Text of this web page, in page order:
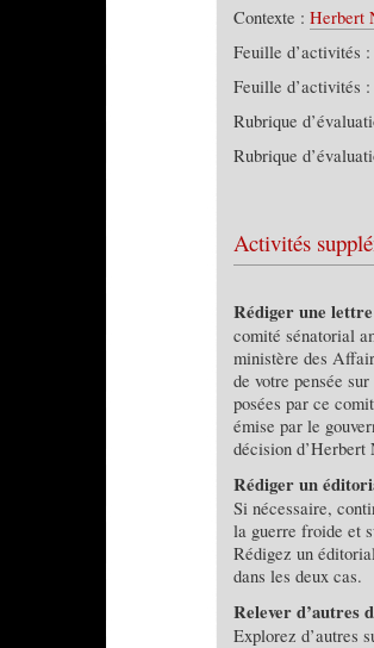
Contexte : Herbert
Feuille d’activités :
Feuille d’activités :
Rubrique
Rubrique
Activités
Rédiger une lettre
comité sénatorial
ministère des
de votre pensée
posées par ce
émise par le
décision d’Herbert
Rédiger un
Si nécessaire,
la guerre froide et
Rédigez un
dans les deux cas.
Relever d’autres
Explorez d’autres